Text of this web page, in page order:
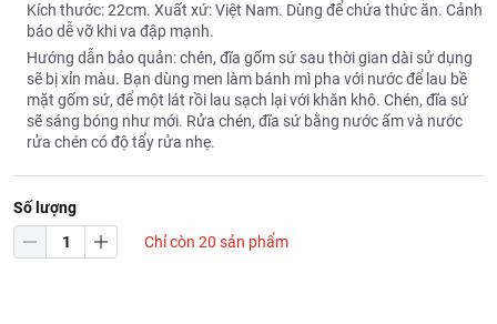
Kích thước: 22cm. Xuất xứ: Việt Nam. Dùng để chứa thức ăn. Cảnh
báo dễ vỡ khi va đập mạnh.
Hướng dẫn bảo quản: chén, đĩa gốm sứ sau thời gian dài sử dụng
sẽ bị xỉn màu. Bạn dùng men làm bánh mì pha với nước để lau bề
mặt gốm sứ, để một lát rồi lau sạch lại với khăn khô. Chén, đĩa sứ
sẽ sáng bóng như mới. Rửa chén, đĩa sứ bằng nước ấm và nước
rửa chén có độ tẩy rửa nhẹ.
Số lượng
Chỉ còn 20 sản phẩm